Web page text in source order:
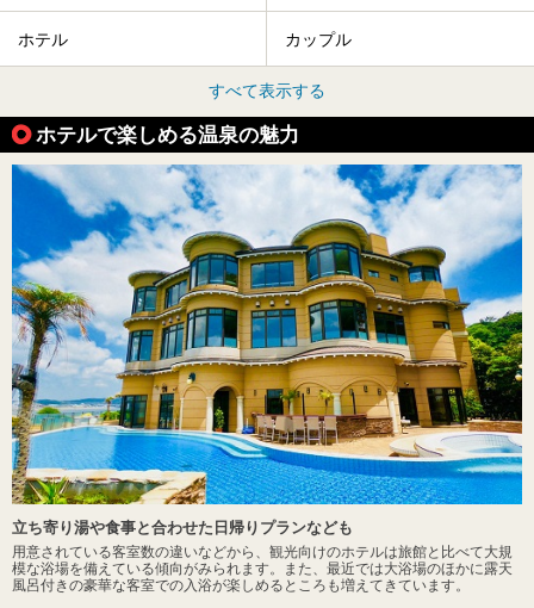
ホテル カップル
すべて表示する
ホテルで楽しめる温泉の魅力
立ち寄り湯や食事と合わせた日帰りプランなども
用意されている客室数の違いなどから、観光向けのホテルは旅館と比べて大規
模な浴場を備えている傾向がみられます。また、最近では大浴場のほかに露天
風呂付きの豪華な客室での入浴が楽しめるところも増えてきています。